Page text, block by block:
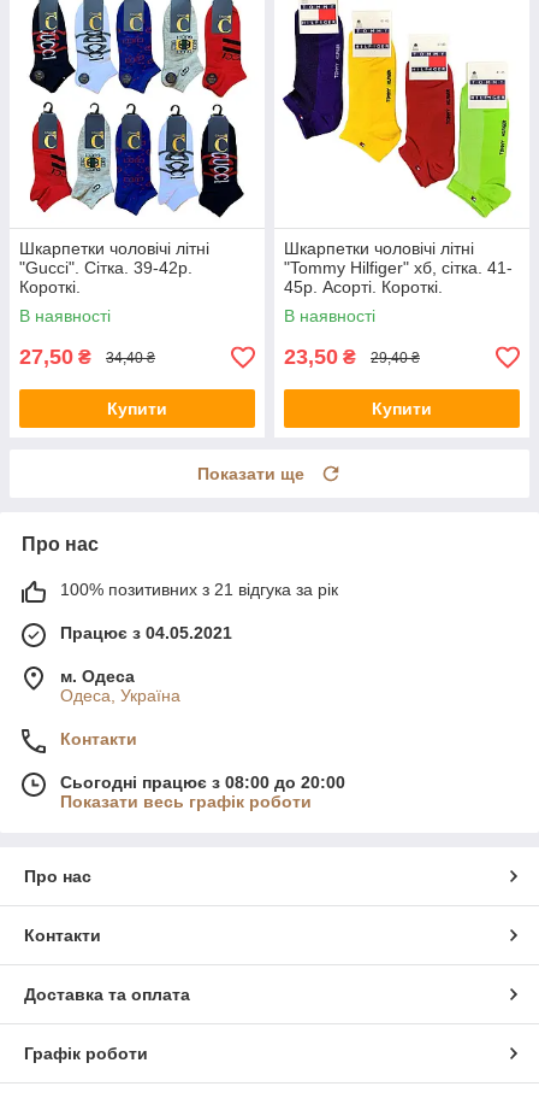
Шкарпетки чоловічі літні
"Gucci". Сітка. 39-42р.
Короткі.
В наявності
27,50 ₴ 34,40 ₴
Купити
Шкарпетки чоловічі літні
"Tommy Hilfiger" хб, сітка. 41-
45р. Асорті. Короткі.
В наявності
23,50 ₴ 29,40 ₴
Купити
Показати ще
Про нас
100% позитивних з 21 відгука за рік
Працює з 04.05.2021
м. Одеса
Одеса, Україна
Контакти
Сьогодні працює з 08:00 до 20:00
Показати весь графік роботи
Про нас
Контакти
Доставка та оплата
Графік роботи